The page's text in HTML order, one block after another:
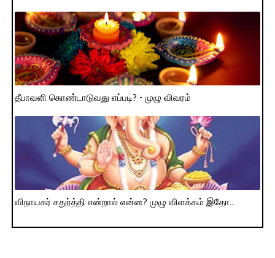
தீபாவளி கொண்டாடுவது எப்படி? - முழு விவரம்
விநாயகர் சதுர்த்தி என்றால் என்ன? முழு விளக்கம் இதோ..